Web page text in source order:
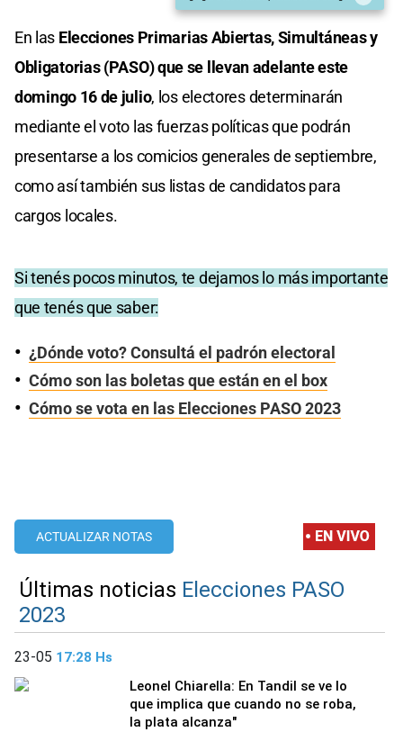
En las Elecciones Primarias Abiertas, Simultáneas y
Obligatorias (PASO) que se llevan adelante este
domingo 16 de julio, los electores determinarán
mediante el voto las fuerzas políticas que podrán
presentarse a los comicios generales de septiembre,
como así también sus listas de candidatos para
cargos locales.
Si tenés pocos minutos, te dejamos lo más importante
que tenés que saber:
¿Dónde voto? Consultá el padrón electoral
Cómo son las boletas que están en el box
Cómo se vota en las Elecciones PASO 2023
ACTUALIZAR NOTAS